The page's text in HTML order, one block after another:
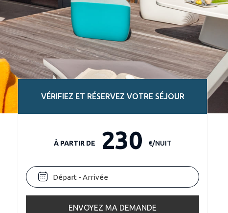
VÉRIFIEZ ET RÉSERVEZ VOTRE SÉJOUR
À PARTIR DE 230 €/NUIT
ENVOYEZ MA DEMANDE